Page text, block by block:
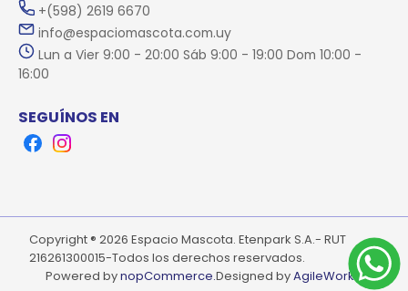
+(598) 2619 6670
info@espaciomascota.com.uy
Lun a Vier 9:00 - 20:00 Sáb 9:00 - 19:00 Dom 10:00 -
16:00
SEGUÍNOS EN
FacebookInstagram
Copyright ® 2026 Espacio Mascota. Etenpark S.A.- RUT
216261300015-Todos los derechos reservados.
Powered bynopCommerce.Designed byAgileWorks.